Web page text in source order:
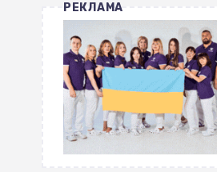
РЕКЛАМА